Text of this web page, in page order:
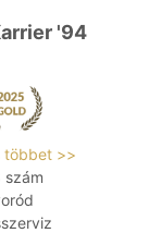
'94
többet >>
szám